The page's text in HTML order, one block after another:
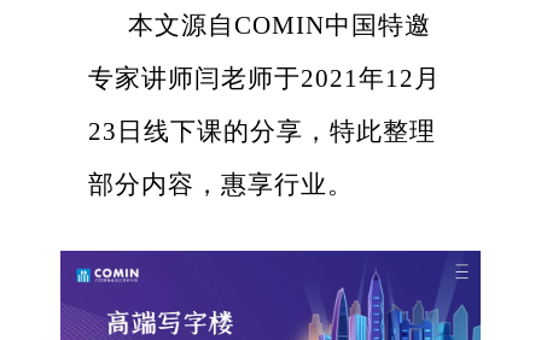
本文源自COMIN中国特邀
专家讲师闫老师于2021年12月
23日线下课的分享，特此整理
部分内容，惠享行业。